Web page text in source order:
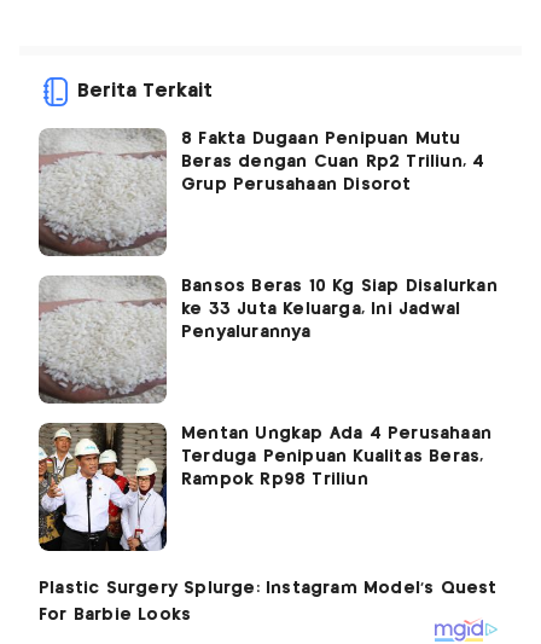
Berita Terkait
8 Fakta Dugaan Penipuan Mutu
Beras dengan Cuan Rp2 Triliun, 4
Grup Perusahaan Disorot
Bansos Beras 10 Kg Siap Disalurkan
ke 33 Juta Keluarga, Ini Jadwal
Penyalurannya
Mentan Ungkap Ada 4 Perusahaan
Terduga Penipuan Kualitas Beras,
Rampok Rp98 Triliun